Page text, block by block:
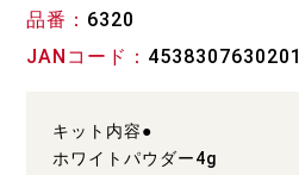
品番
6320
JANコード
4538307630201
キット内容●
ホワイトパウダー4g